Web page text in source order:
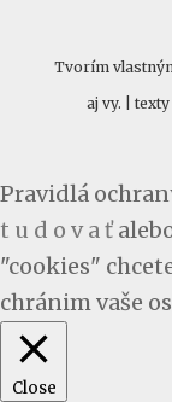
Tvorím
aj vy. |
Pravidlá
t u d o v a ť
"cookies"
chránim vaše
Close